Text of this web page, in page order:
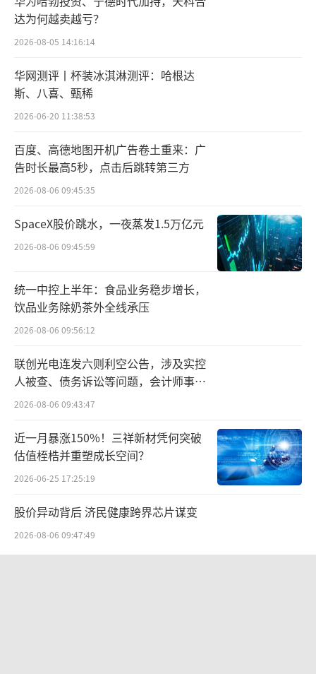
据重整协议，金华臻合以8.56亿元受让小
贝大美控股100%股权，并额外向其提供3000
万元，用于化解原实控人及其关联方的相关担
保债务。
主业遇困
贝因美是国内老牌婴配粉企业。巅峰时期
稳居国产奶粉市占率首位。2011年，公司登上
A股，斩获“国产奶粉第一股”。
品牌依托早期行业红利实现快速扩张，但
随着伊利、蒙牛、飞鹤等乳企强势崛起，贝因
美市场空间持续被挤压，行业位次连年下滑。
2017年至2023年，公司在婴配粉市场占有
率由8.2%降至1.7%，行业排名跌至第十位。若
国内奶粉市场进入存量时代，出生率走低
叠加行业产品、渠道全面内卷，对企业战略与
精细化运营提出了更高要求，贝因美奶粉主业
增长陷入了长期瓶颈。
2023年至2025年，奶粉类业务收入分别为
23.37亿元、25.08亿元和24.54亿元，所占公司
总收入比重由92.43%降至88.41%。同期，毛
利率由49.28%降至45.70%。
达为何越卖越亏？
2026-08-05 14:16:14
华网测评丨杯装冰淇淋测评：哈根达
斯、八喜、甄稀
2026-06-20 11:38:53
百度、高德地图开机广告卷土重来：广
告时长最高5秒，点击后跳转第三方
2026-08-06 09:45:35
SpaceX股价跳水，一夜蒸发1.5万亿元
2026-08-06 09:45:59
统一中控上半年：食品业务稳步增长，
饮品业务除奶茶外全线承压
2026-08-06 09:56:12
联创光电连发六则利空公告，涉及实控
人被查、债务诉讼等问题，会计师事务
所曾出具“保留意见”
2026-08-06 09:43:47
近一月暴涨150%！三祥新材凭何突破
估值桎梏并重塑成长空间？
2026-06-25 17:25:19
股价异动背后 济民健康跨界芯片谋变
2026-08-06 09:47:49